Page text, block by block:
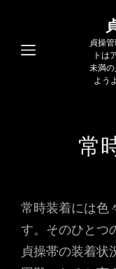
貞操
トは
未満
よう
常
常時装着には色
す。そのひとつ
貞操帯の装着状